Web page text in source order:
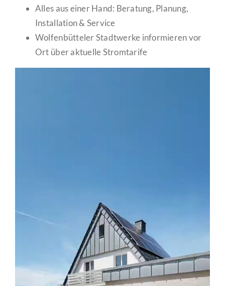
Alles aus einer Hand: Beratung, Planung,
Installation & Service
Wolfenbütteler Stadtwerke informieren vor
Ort über aktuelle Stromtarife